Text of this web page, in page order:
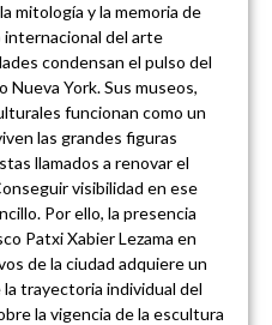
mitología y la memoria de
internacional del arte
condensan el pulso del
York. Sus museos,
funcionan como un
las grandes figuras
llamados a renovar el
visibilidad en ese
Por ello, la presencia
Patxi Xabier Lezama en
de la ciudad adquiere un
trayectoria individual del
la vigencia de la escultura